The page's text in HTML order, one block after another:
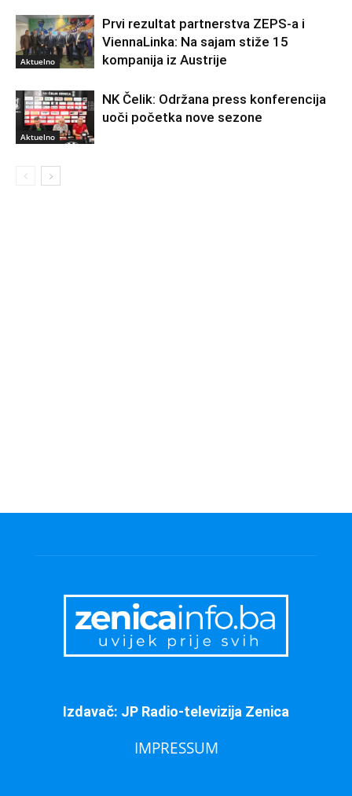
Aktuelno
Prvi rezultat partnerstva ZEPS-a i
ViennaLinka: Na sajam stiže 15
kompanija iz Austrije
Aktuelno
NK Čelik: Održana press konferencija
uoči početka nove sezone
Izdavač: JP Radio-televizija Zenica
IMPRESSUM